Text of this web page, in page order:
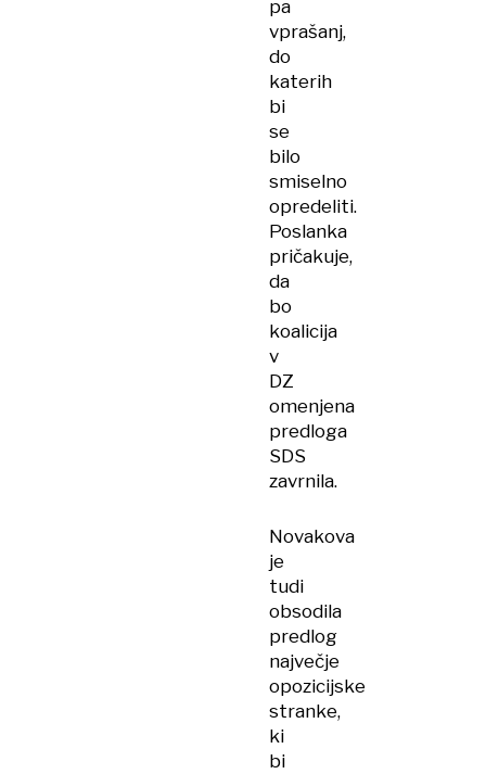
pa
vprašanj,
do
katerih
bi
se
bilo
smiselno
opredeliti.
Poslanka
pričakuje,
da
bo
koalicija
v
DZ
omenjena
predloga
SDS
zavrnila.
Novakova
je
tudi
obsodila
predlog
največje
opozicijske
stranke,
ki
bi